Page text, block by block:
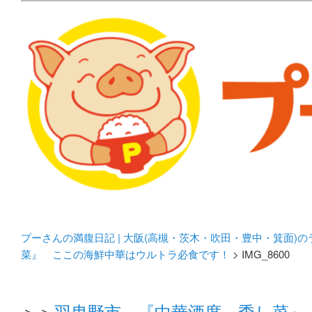
プーさんの満腹日記 |
豊中・箕面)のランチ＆
化してます。
プーさんの満腹日記 | 大阪(高槻・茨木・吹田・豊中・箕面)
菜』 ここの海鮮中華はウルトラ必食です！ > IMG_8600